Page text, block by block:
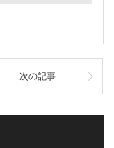
次の記事